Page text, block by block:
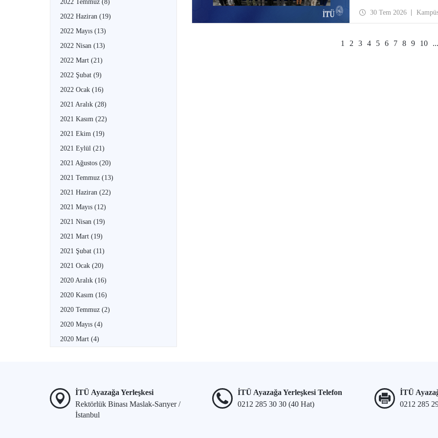
2022 Temmuz (8)
2022 Haziran (19)
2022 Mayıs (13)
2022 Nisan (13)
2022 Mart (21)
2022 Şubat (9)
2022 Ocak (16)
2021 Aralık (28)
2021 Kasım (22)
2021 Ekim (19)
2021 Eylül (21)
2021 Ağustos (20)
2021 Temmuz (13)
2021 Haziran (22)
2021 Mayıs (12)
2021 Nisan (19)
2021 Mart (19)
2021 Şubat (11)
2021 Ocak (20)
2020 Aralık (16)
2020 Kasım (16)
2020 Temmuz (2)
2020 Mayıs (4)
2020 Mart (4)
30 Tem 2026
1 2 3 4 5 6 7 8 9 10 ...
İTÜ Ayazağa Yerleşkesi
Rektörlük Binası Maslak-Sarıyer /
İstanbul
İTÜ Ayazağa Yerleşkesi Telefon
0212 285 30 30 (40 Hat)
İTÜ
0212 285